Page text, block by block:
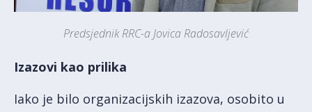
Predsjednik RRC-a Jovica Radosavljević
Izazovi kao prilika
Iako je bilo organizacijskih izazova, osobito u